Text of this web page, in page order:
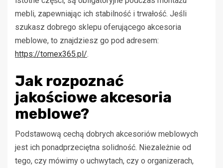
mebli, zapewniając ich stabilność i trwałość. Jeśli
szukasz dobrego sklepu oferującego akcesoria
meblowe, to znajdziesz go pod adresem:
https://tomex365.pl/.
Jak rozpoznać
jakościowe akcesoria
meblowe?
Podstawową cechą dobrych akcesoriów meblowych
jest ich ponadprzeciętna solidność. Niezależnie od
tego, czy mówimy o uchwytach, czy o organizerach,